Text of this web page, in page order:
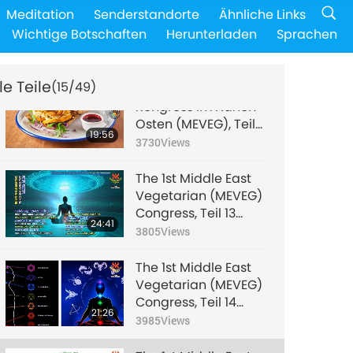
Meditation Senderstandorte
Ähnliche Links
Wichtige Botschaften Herunterladen Sprachen
Teile(15/49)
Kongress im Nahen
Osten (MEVEG), Teil 11
einer mehrteiligen
3802Views
19:56
Kongress im Nahen
Osten (MEVEG), Teil
12 einer mehrteiligen
3730Views
24:41
The 1st Middle East
Vegetarian (MEVEG)
Congress, Teil 13
einer mehrteiligen
3805Views
21:26
The 1st Middle East
Vegetarian (MEVEG)
Congress, Teil 14
einer mehrteiligen
Reihe
3985Views